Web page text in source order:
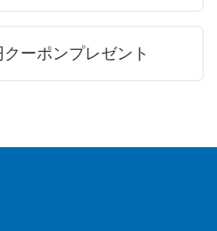
ーポンプレゼント